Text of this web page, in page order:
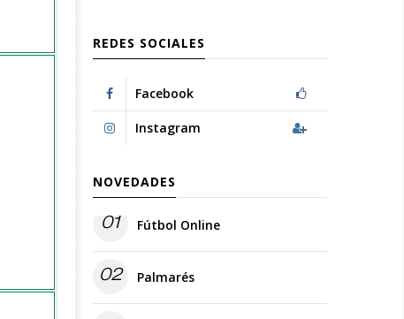
REDES SOCIALES
Facebook
Instagram
NOVEDADES
01 Fútbol Online
02 Palmarés